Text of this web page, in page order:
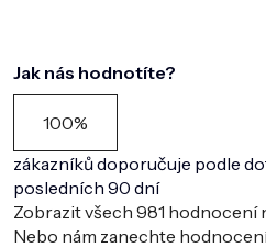
Jak nás hodnotíte?
100%
zákazníků doporučuje podle
posledních 90 dní
Zobrazit všech 981 hodnocení
Nebo nám zanechte